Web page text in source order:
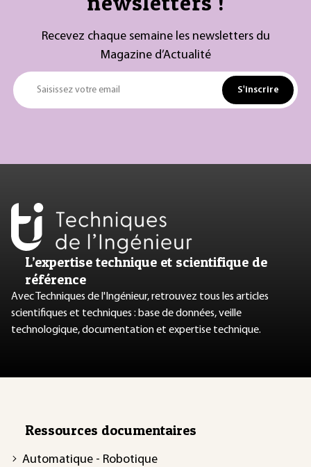
Recevez chaque semaine les newsletters du
Magazine d’Actualité
Saisissez votre email S'inscrire
L’expertise technique et scientifique de
référence
Avec Techniques de l'Ingénieur, retrouvez tous les articles
scientifiques et techniques : base de données, veille
technologique, documentation et expertise technique.
Ressources documentaires
Automatique - Robotique